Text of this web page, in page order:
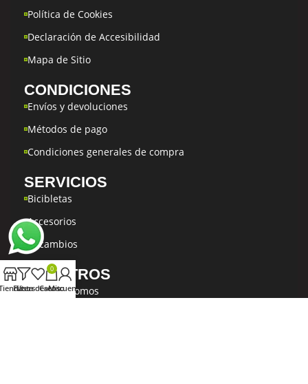
Política de Cookies
Declaración de Accesibilidad
Mapa de Sitio
CONDICIONES
Envíos y devoluciones
Métodos de pago
Condiciones generales de compra
SERVICIOS
Bicibletas
Accesorios
Recambios
NOSOTROS
Quiénes Somos
Filters
Lista deseos
0
Carrito
Mi cuenta